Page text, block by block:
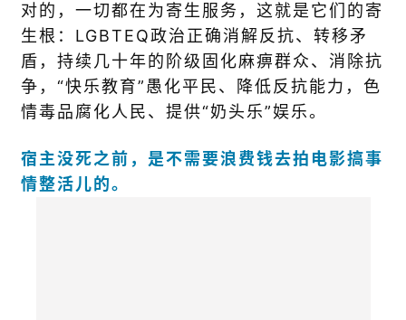
对的，一切都在为寄生服务，这就是它们的寄
生根：LGBTEQ政治正确消解反抗、转移矛
盾，持续几十年的阶级固化麻痹群众、消除抗
争，“快乐教育”愚化平民、降低反抗能力，色
情毒品腐化人民、提供“奶头乐”娱乐。
宿主没死之前，是不需要浪费钱去拍电影搞事
情整活儿的。